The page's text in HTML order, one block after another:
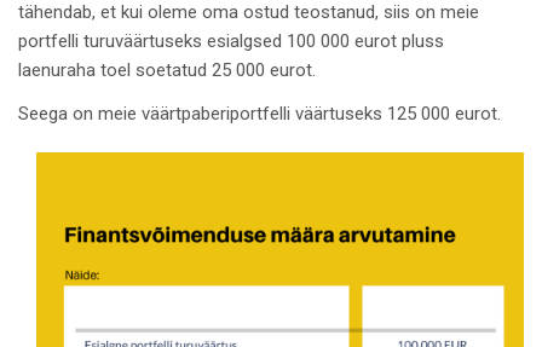
tähendab, et kui oleme oma ostud teostanud, siis on meie
portfelli turuväärtuseks esialgsed 100 000 eurot pluss
laenuraha toel soetatud 25 000 eurot.
Seega on meie väärtpaberiportfelli väärtuseks 125 000 eurot.